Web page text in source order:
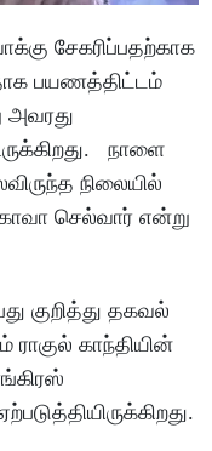
சேகரிப்பதற்காக
பயணத்திட்டம்
அவரது
நாளை
நிலையில்
கோவா செல்வார் என்று
குறித்து தகவல்
காந்தியின்